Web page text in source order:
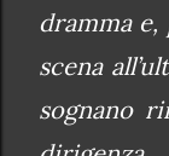
dramma
scena
sognano